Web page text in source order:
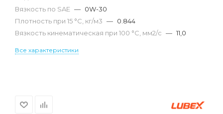
Вязкость по SAE — 0W-30
Плотность при 15 °С, кг/м3 — 0.844
Вязкость кинематическая при 100 °С, мм2/с — 11,0
Все характеристики